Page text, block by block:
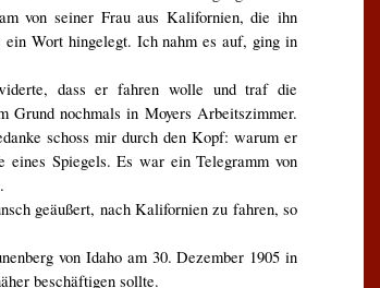
von seiner Frau aus Kalifornien, die ihn
Wort hingelegt. Ich nahm es auf, ging in
dass er fahren wolle und traf die
Grund nochmals in Moyers Arbeitszimmer.
schoss mir durch den Kopf: warum er
Spiegels. Es war ein Telegramm von
geäußert, nach Kalifornien zu fahren, so
von Idaho am 30. Dezember 1905 in
beschäftigen sollte.